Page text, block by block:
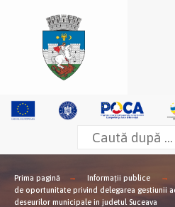
Prima pagină Informații publice
de oportunitate privind delegarea gestiunii
deseurilor municipale in judetul Suceava